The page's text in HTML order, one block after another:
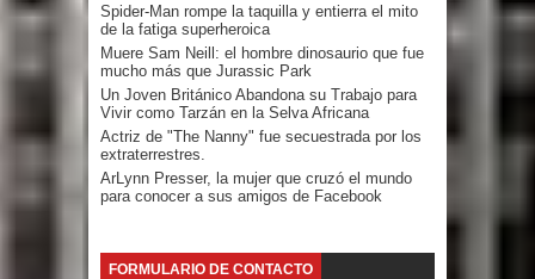
Spider-Man rompe la taquilla y entierra el mito
de la fatiga superheroica
Muere Sam Neill: el hombre dinosaurio que fue
mucho más que Jurassic Park
Un Joven Británico Abandona su Trabajo para
Vivir como Tarzán en la Selva Africana
Actriz de "The Nanny" fue secuestrada por los
extraterrestres.
ArLynn Presser, la mujer que cruzó el mundo
para conocer a sus amigos de Facebook
FORMULARIO DE CONTACTO